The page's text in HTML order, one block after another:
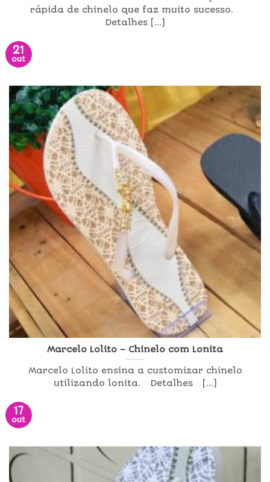
rápida de chinelo que faz muito sucesso.
Detalhes [...]
21
out
Marcelo Lolito – Chinelo com Lonita
Marcelo Lolito ensina a customizar chinelo
utilizando lonita. Detalhes [...]
17
out